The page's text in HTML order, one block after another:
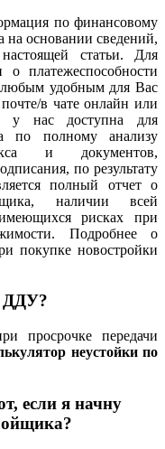
по финансовому
на основании сведений,
статьи. Для
платежеспособности
любым удобным для Вас
в чате онлайн или
у нас доступна для
по полному анализу
и документов,
по результату
полный отчет о
наличии всей
рисках при
Подробнее о
покупке новостройки
ДДУ?
просрочке передачи
неустойки по
если я начну